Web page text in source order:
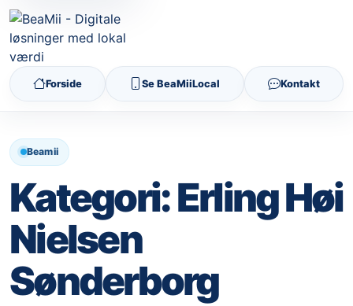
Forside Se BeaMiiLocal Kontakt
Beamii
Kategori:Erling Høi
Nielsen
Sønderborg